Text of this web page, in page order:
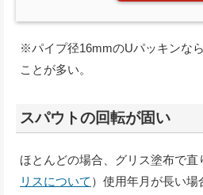
※パイプ径16mmのUパッキンな
ことが多い。
スパウトの回転が固い
ほとんどの場合、グリス塗布で直
リスについて ）使用年月が長い